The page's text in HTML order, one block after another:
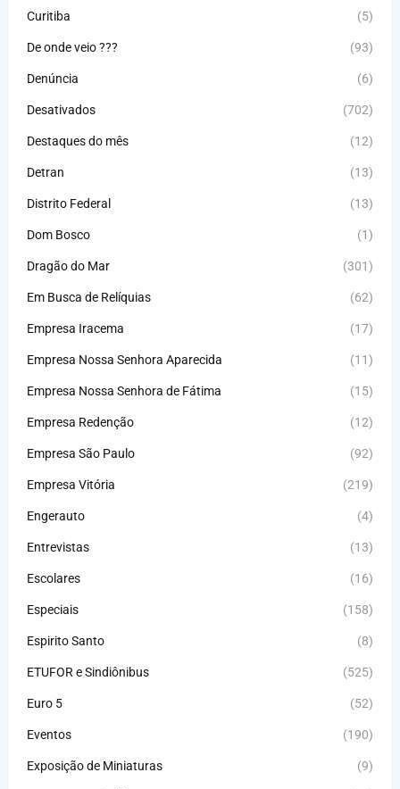
Curitiba (5)
De onde veio ??? (93)
Denúncia (6)
Desativados (702)
Destaques do mês (12)
Detran (13)
Distrito Federal (13)
Dom Bosco (1)
Dragão do Mar (301)
Em Busca de Relíquias (62)
Empresa Iracema (17)
Empresa Nossa Senhora Aparecida (11)
Empresa Nossa Senhora de Fátima (15)
Empresa Redenção (12)
Empresa São Paulo (92)
Empresa Vitória (219)
Engerauto (4)
Entrevistas (13)
Escolares (16)
Especiais (158)
Espirito Santo (8)
ETUFOR e Sindiônibus (525)
Euro 5 (52)
Eventos (190)
Exposição de Miniaturas (9)